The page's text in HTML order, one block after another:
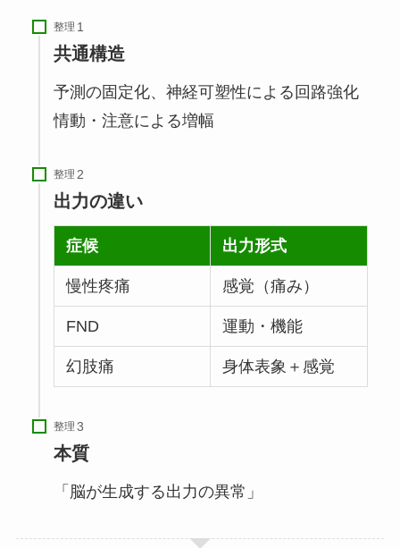
整理
共通構造
予測の固定化、神経可塑性による回路強化
情動・注意による増幅
整理
出力の違い
症候 出力形式
慢性疼痛 感覚（痛み）
FND 運動・機能
幻肢痛 身体表象＋感覚
整理
本質
「脳が生成する出力の異常」